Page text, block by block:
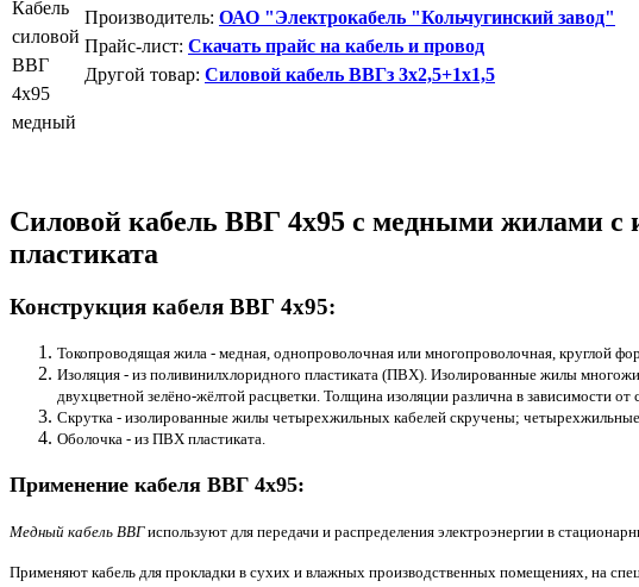
Производитель: ОАО "Электрокабель "Кольчугинский завод"
Прайс-лист: Скачать прайс на кабель и провод
Другой товар: Силовой кабель ВВГз 3х2,5+1х1,5
Силовой кабель ВВГ 4х95 с медными жилами с
пластиката
Конструкция кабеля ВВГ 4х95:
Токопроводящая жила - медная, однопроволочная или многопроволочная, круглой
Изоляция - из поливинилхлоридного пластиката (ПВХ). Изолированные жилы
двухцветной зелёно-жёлтой расцветки. Толщина изоляции различна в зависимости от
Скрутка - изолированные жилы четырехжильных кабелей скручены;
Оболочка - из ПВХ пластиката.
Применение кабеля ВВГ 4х95:
Медный кабель ВВГиспользуют для передачи и распределения электроэнергии в
Применяют кабель для прокладки в сухих и влажных производственных помещениях, на